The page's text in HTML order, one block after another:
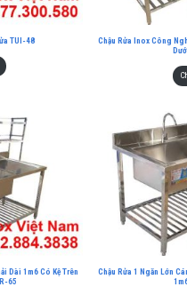
TUI-48
Chậu Rửa Inox Công
Dài 1m6 Có Kệ Trên
65
Chậu Rửa 1 Ngăn Lớn